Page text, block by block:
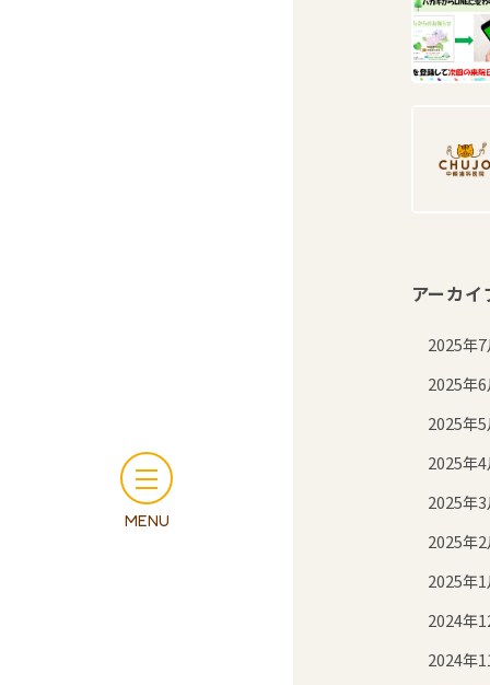
アーカイ
2025年
2025年
2025年
2025年
2025年
2025年
2025年
2024年
2024年